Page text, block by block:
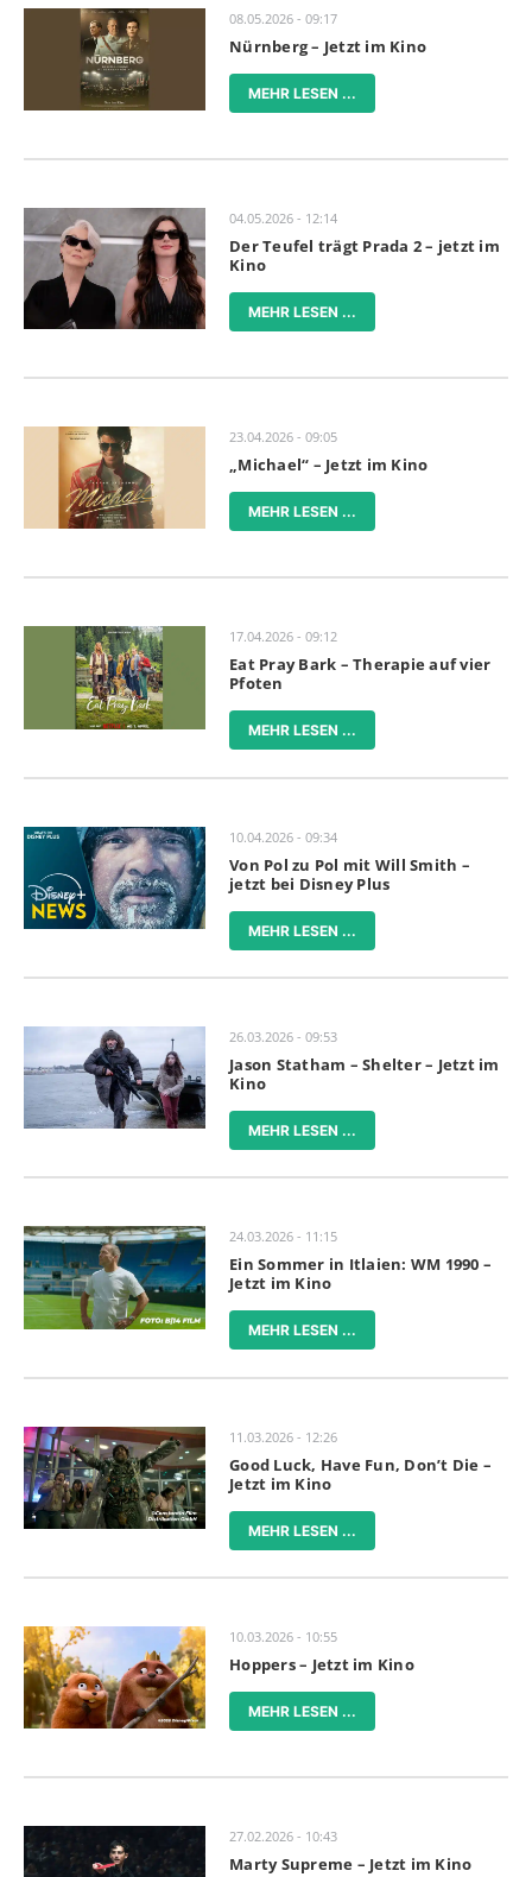
08.05.2026 - 09:17
Nürnberg – Jetzt im Kino
MEHR LESEN ...
04.05.2026 - 12:14
Der Teufel trägt Prada 2 – jetzt im
Kino
MEHR LESEN ...
23.04.2026 - 09:05
„Michael“ – Jetzt im Kino
MEHR LESEN ...
17.04.2026 - 09:12
Eat Pray Bark – Therapie auf vier
Pfoten
MEHR LESEN ...
10.04.2026 - 09:34
Von Pol zu Pol mit Will Smith –
jetzt bei Disney Plus
MEHR LESEN ...
26.03.2026 - 09:53
Jason Statham – Shelter – Jetzt im
Kino
MEHR LESEN ...
24.03.2026 - 11:15
Ein Sommer in Itlaien: WM 1990 –
Jetzt im Kino
MEHR LESEN ...
11.03.2026 - 12:26
Good Luck, Have Fun, Don’t Die –
Jetzt im Kino
MEHR LESEN ...
10.03.2026 - 10:55
Hoppers – Jetzt im Kino
MEHR LESEN ...
27.02.2026 - 10:43
Marty Supreme – Jetzt im Kino